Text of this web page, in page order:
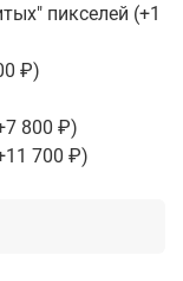
7 800 ₽)
11 700 ₽)
пикселей (+1
₽)